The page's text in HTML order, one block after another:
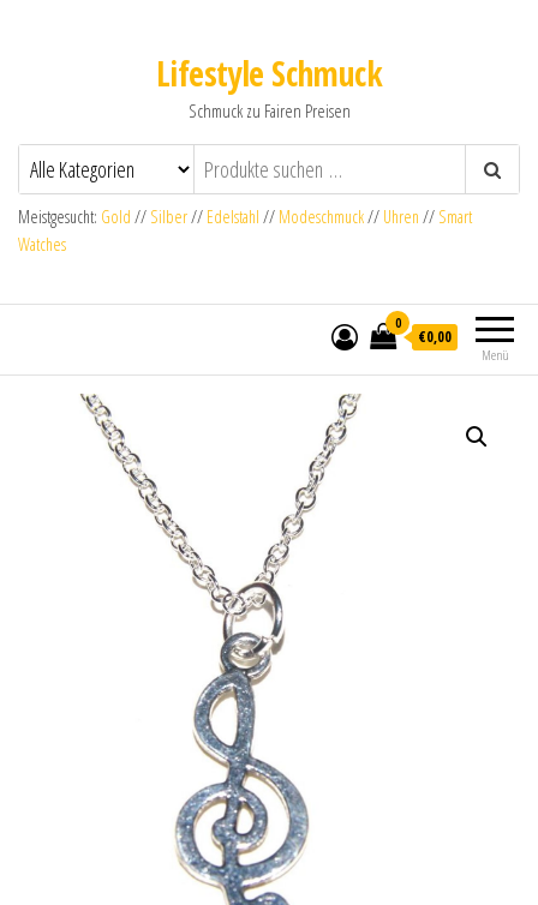
Lifestyle Schmuck
Schmuck zu Fairen Preisen
Meistgesucht: Gold // Silber// Edelstahl // Modeschmuck// Uhren // Smart
Watches
Menü
0
€0,00